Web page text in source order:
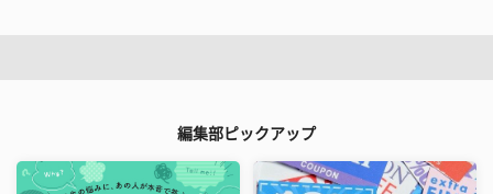
編集部ピックアップ